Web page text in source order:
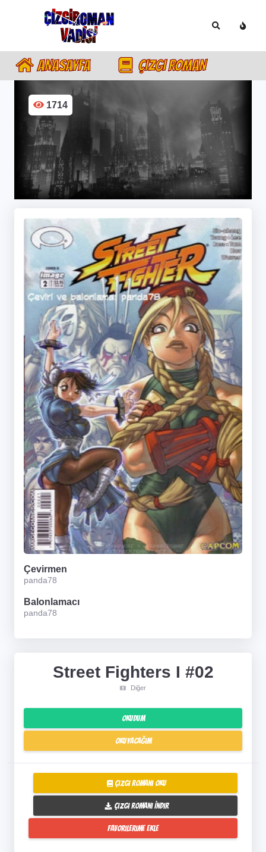
ANASAYFA ÇIZGI ROMAN
1714
Çevirmen
panda78
Balonlamacı
panda78
Street Fighters I #02
Diğer
Okudum
Okuyacağım
Çizgi Romanı Oku
Çizgi Romanı İndir
Favorilerime Ekle